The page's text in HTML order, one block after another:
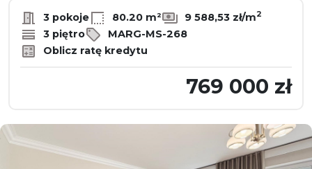
3 pokoje 80.20 m² 9 588,53 zł/m2
3 piętro
MARG-MS-268
Oblicz ratę kredytu
769 000 zł